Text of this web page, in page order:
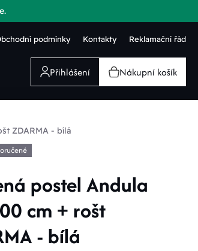
podmínky Kontakty Reklamační řád
Přihlášení Nákupní košík
ZDARMA - bílá
postel Andula
cm + rošt
- bílá